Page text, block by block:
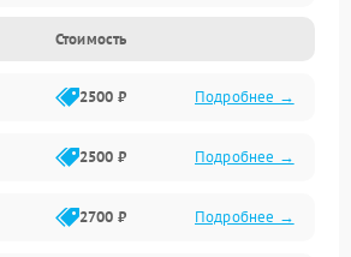
Стоимость
2500 ₽ Подробнее →
2500 ₽ Подробнее →
2700 ₽ Подробнее →